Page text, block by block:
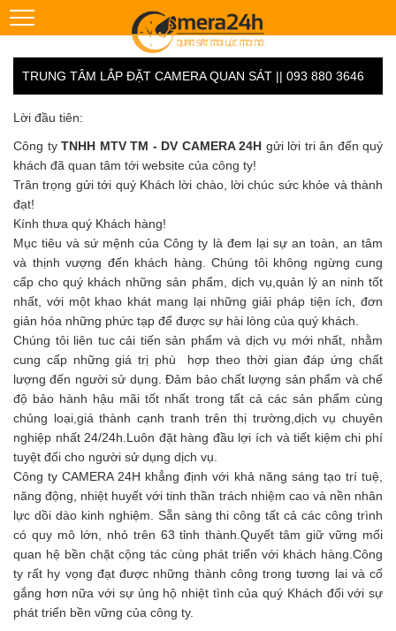
TRUNG TÂM LẮP ĐẶT CAMERA QUAN SÁT || 093 880 3646
Lời đầu tiên:
Công ty TNHH MTV TM - DV CAMERA 24H gửi lời tri ân đến quý
khách đã quan tâm tới website của công ty!
Trân trọng gửi tới quý Khách lời chào, lời chúc sức khỏe và thành
đạt!
Kính thưa quý Khách hàng!
Mục tiêu và sứ mệnh của Công ty là đem lại sự an toàn, an tâm
và thịnh vượng đến khách hàng. Chúng tôi không ngừng cung
cấp cho quý khách những sản phẩm, dịch vụ,quản lý an ninh tốt
nhất, với một khao khát mang lại những giải pháp tiện ích, đơn
giản hóa những phức tạp để được sự hài lòng của quý khách.
Chúng tôi liên tuc cải tiến sản phẩm và dịch vụ mới nhất, nhằm
cung cấp những giá trị phù hợp theo thời gian đáp ứng chất
lượng đến người sử dụng. Đảm bảo chất lượng sản phẩm và chế
độ bảo hành hậu mãi tốt nhất trong tất cả các sản phẩm cùng
chủng loại,giá thành cạnh tranh trên thị trường,dịch vụ chuyên
nghiệp nhất 24/24h.Luôn đặt hàng đầu lợi ích và tiết kiệm chi phí
tuyệt đối cho người sử dụng dịch vụ.
Công ty CAMERA 24H khẳng định với khả năng sáng tạo trí tuệ,
năng động, nhiệt huyết với tinh thần trách nhiệm cao và nền nhân
lực dồi dào kinh nghiệm. Sẵn sàng thi công tất cả các công trình
có quy mô lớn, nhỏ trên 63 tỉnh thành.Quyết tâm giữ vững mối
quan hệ bền chặt cộng tác cùng phát triển với khách hàng.Công
ty rất hy vọng đạt được những thành công trong tương lai và cố
gắng hơn nữa với sự ủng hộ nhiệt tình của quý Khách đối với sự
phát triển bền vững của công ty.